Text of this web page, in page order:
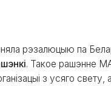
рэзалюцыю па
. Такое рашэнне
з усяго свету,